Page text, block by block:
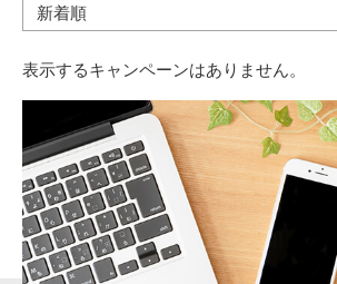
表示するキャンペーンはありません。